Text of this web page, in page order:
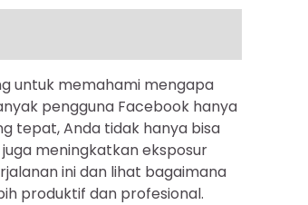
untuk memahami mengapa
pengguna Facebook hanya
tepat, Anda tidak hanya bisa
meningkatkan eksposur
ini dan lihat bagaimana
produktif dan profesional.